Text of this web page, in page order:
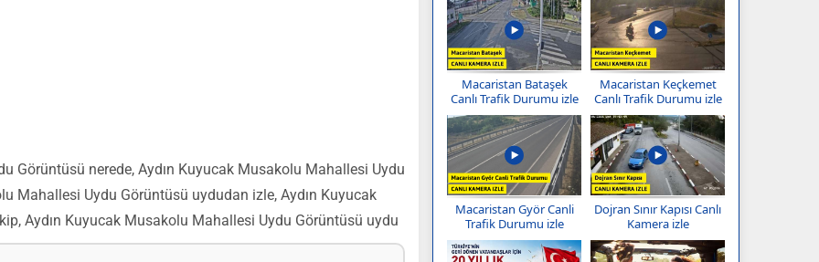
Görüntüsü nerede, Aydın Kuyucak Musakolu Mahallesi Uydu
Mahallesi Uydu Görüntüsü uydudan izle, Aydın Kuyucak
Aydın Kuyucak Musakolu Mahallesi Uydu Görüntüsü uydu
Macaristan Bataşek
Canlı Trafik Durumu izle
Macaristan Keçkemet
Canlı Trafik Durumu izle
Macaristan Györ Canli
Trafik Durumu izle
Dojran Sınır Kapısı Canlı
Kamera izle